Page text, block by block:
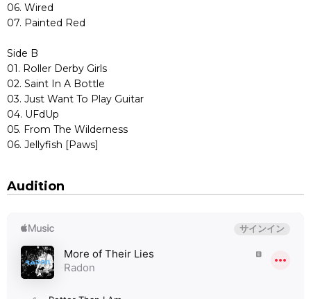
06. Wired
07. Painted Red
Side B
01. Roller Derby Girls
02. Saint In A Bottle
03. Just Want To Play Guitar
04. UFdUp
05. From The Wilderness
06. Jellyfish [Paws]
Audition